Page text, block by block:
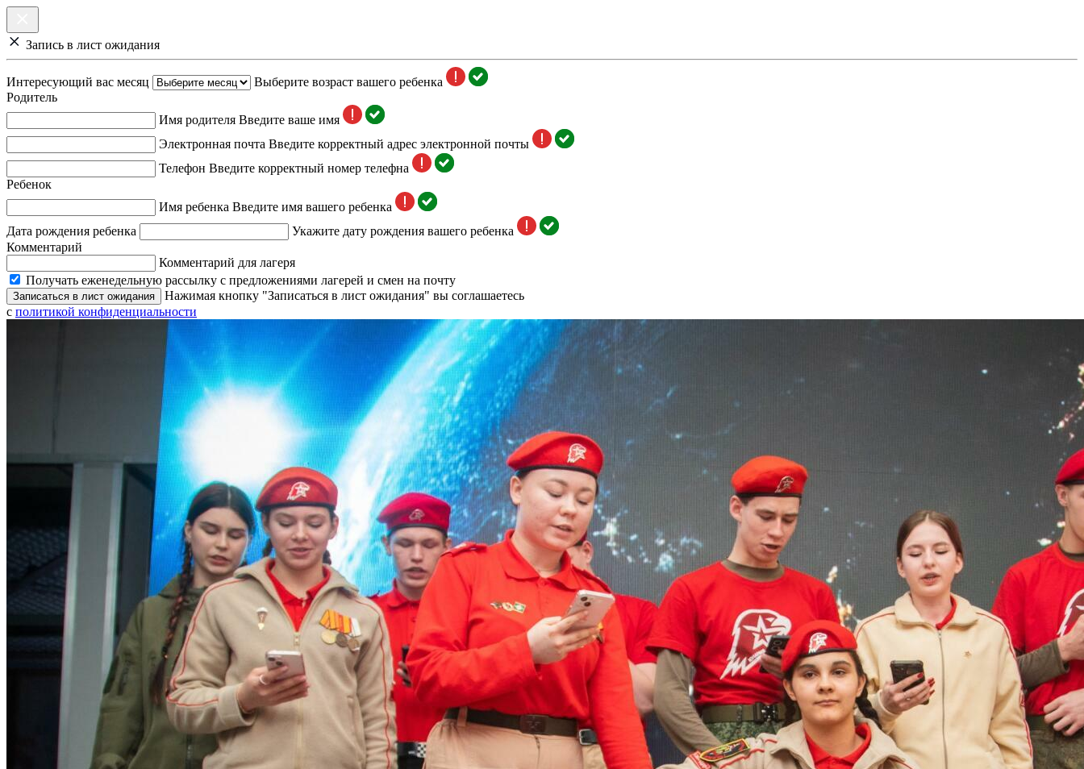
Запись в лист ожидания
Интересующий вас месяц
Выберите возраст вашего ребенка
Родитель
Имя родителя Введите ваше имя
Электронная почта Введите корректный адрес электронной почты
Телефон Введите корректный номер телефна
Ребенок
Имя ребенка Введите имя вашего ребенка
Дата рождения ребенка
Укажите дату рождения вашего ребенка
Комментарий
Комментарий для лагеря
Получать еженедельную рассылку с предложениями лагерей и смен на почту
Записаться в лист ожидания
Нажимая кнопку "Записаться в лист ожидания" вы соглашаетесь
с политикой конфиденциальности